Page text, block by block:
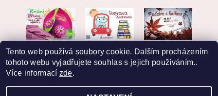
Tento web používá soubory cookie. Dalším procházením
tohoto webu vyjadřujete souhlas s jejich používáním..
Více informací zde.